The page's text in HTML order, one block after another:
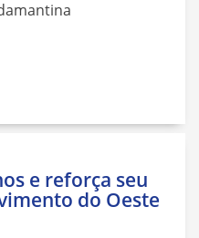
e reforça seu
do Oeste